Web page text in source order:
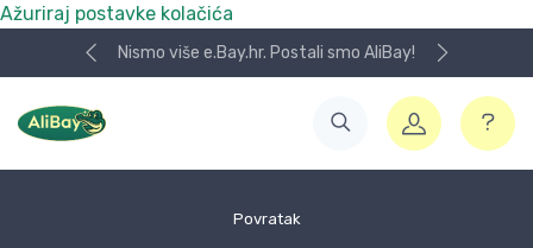
Ažuriraj postavke kolačića
Nismo više e.Bay.hr. Postali smo AliBay!
Povratak